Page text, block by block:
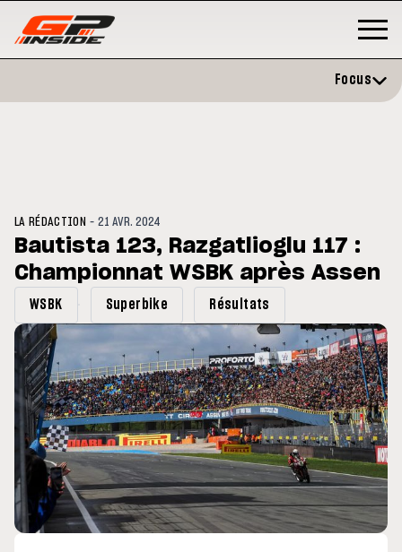
droite à Madrid
MOTO GP
Silverstone : Horaires et
Programme du GP de Grande-
Bretagne
Focus
LA RÉDACTION -21 AVR. 2024
Bautista 123, Razgatlioglu 117 :
Championnat WSBK après Assen
WSBK Superbike Résultats